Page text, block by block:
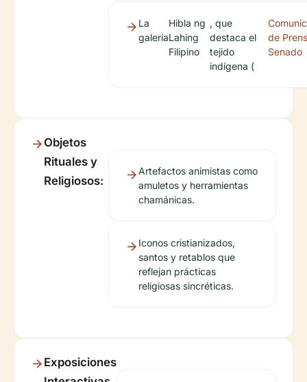
La
galería
Hibla ng
Lahing
Filipino
, que
destaca el
tejido
indígena (
de
Senado
Objetos
Rituales y
Religiosos:
Artefactos animistas como
amuletos y herramientas
chamánicas.
Iconos cristianizados,
santos y retablos que
reflejan prácticas
religiosas sincréticas.
Exposiciones